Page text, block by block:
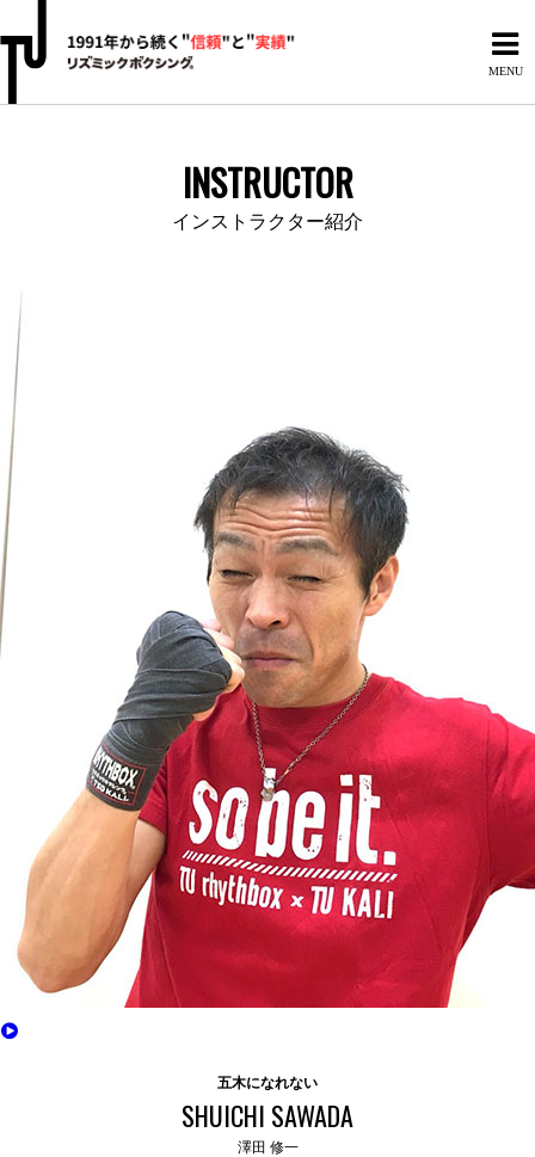
MENU
INSTRUCTOR
インストラクター紹介
五木になれない
SHUICHI SAWADA
澤田 修一